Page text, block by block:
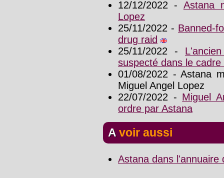
12/12/2022 - Astana
Lopez
25/11/2022 - Banned-
drug raid
25/11/2022 -
suspecté dans le
01/08/2022 - Astana
Miguel Angel Lopez
22/07/2022 - Miguel
ordre par Astana
A voir aussi
Astana dans l'annuaire